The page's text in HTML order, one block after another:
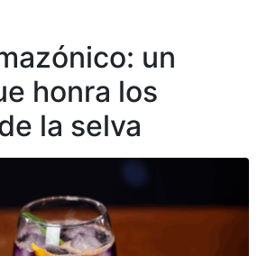
un
honra los
la selva